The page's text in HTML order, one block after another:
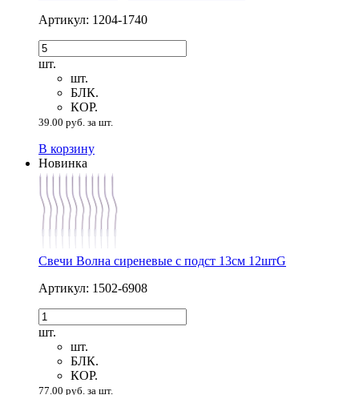
Артикул: 1204-1740
шт.
шт.
БЛК.
КОР.
39.00 руб. за шт.
В корзину
Новинка
Свечи Волна сиреневые с подст 13см 12штG
Артикул: 1502-6908
шт.
шт.
БЛК.
КОР.
77.00 руб. за шт.